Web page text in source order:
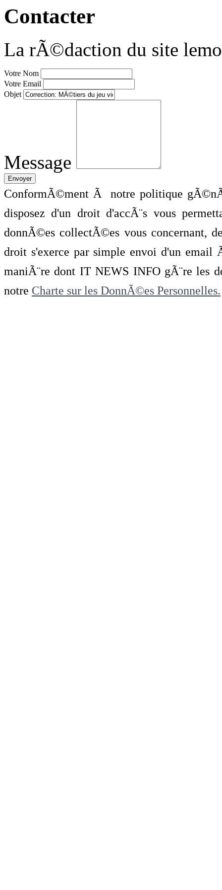
Contacter
La rÃ©daction du site
Votre Nom
Votre Email
Objet
Message
ConformÃ©ment Ã notre politique
disposez d'un droit d'accÃ¨s vous
donnÃ©es collectÃ©es vous concernant,
droit s'exerce par simple envoi d'un
maniÃ¨re dont IT NEWS INFO gÃ¨re les
notre Charte sur les DonnÃ©es Personnelles.